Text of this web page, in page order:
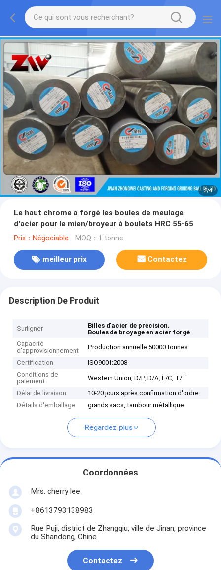
2/4
Le haut chrome a forgé les boules de meulage
d'acier pour le mien/broyeur à boulets HRC 55-65
Prix：Négociable MOQ：1 tonne
meilleur prix Contactez
Description De Produit
Surligner Billes d'acier de précision,
Boules de broyage en acier forgé
Capacité
d'approvisionnement
Production annuelle 50000 tonnes
Certification
ISO9001:2008
Conditions de
paiement
Western Union, D/P, D/A, L/C, T/T
Délai de livraison
10-20 jours après confirmation d'ordre
Détails d'emballage
grands sacs, tambour métallique
Regardez plus
Coordonnées
Mrs. cherry lee
+8613793138983
Rue Puji, district de Zhangqiu, ville de Jinan, province
du Shandong, Chine
Contactez